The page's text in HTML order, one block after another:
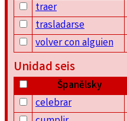
traer
trasladarse
volver con alguien
Unidad seis
Španělsky
celebrar